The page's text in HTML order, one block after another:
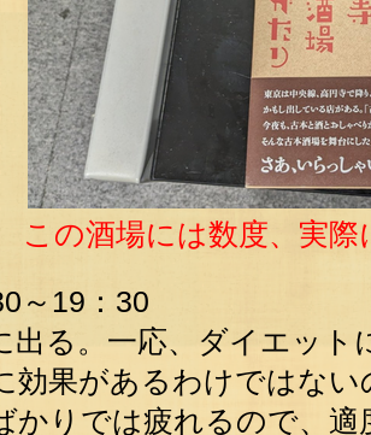
この酒場には数度、実
～19：30
出る。一応、ダイエッ
効果があるわけではな
かりでは疲れるので、